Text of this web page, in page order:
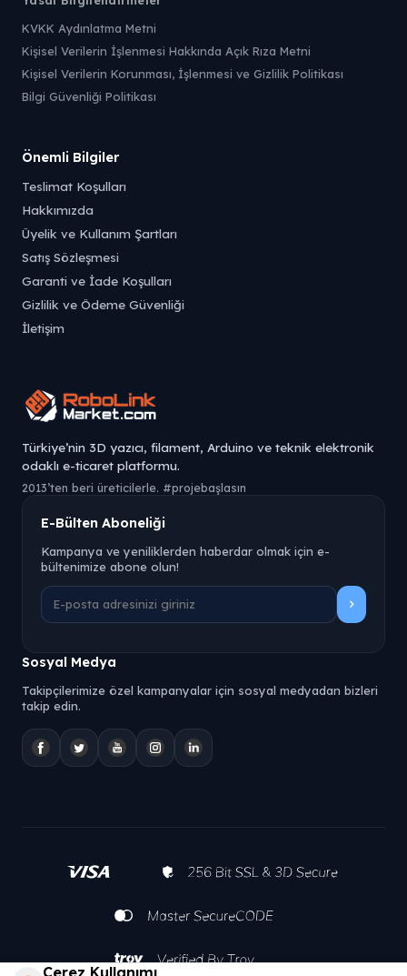
KVKK Aydınlatma Metni
Kişisel Verilerin İşlenmesi Hakkında Açık Rıza Metni
Kişisel Verilerin Korunması, İşlenmesi ve Gizlilik Politikası
Bilgi Güvenliği Politikası
Önemli Bilgiler
Teslimat Koşulları
Hakkımızda
Üyelik ve Kullanım Şartları
Satış Sözleşmesi
Garanti ve İade Koşulları
Gizlilik ve Ödeme Güvenliği
İletişim
Türkiye’nin 3D yazıcı, filament, Arduino ve teknik elektronik
odaklı e-ticaret platformu.
2013’ten beri üreticilerle. #projebaşlasın
E-Bülten Aboneliği
Kampanya ve yeniliklerden haberdar olmak için e-
bültenimize abone olun!
Sosyal Medya
Takipçilerimize özel kampanyalar için sosyal medyadan bizleri
takip edin.
Çerez Kullanımı